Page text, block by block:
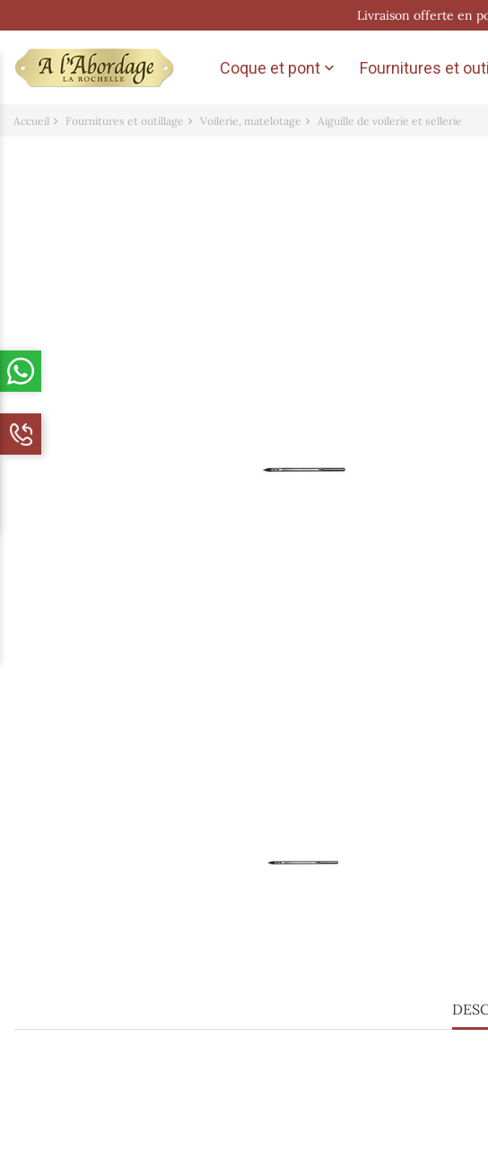
Livraison offerte en
Coque et pont  Fournitures et
Accueil Fournitures et outillage Voilerie, matelotage Aiguille de voilerie et sellerie